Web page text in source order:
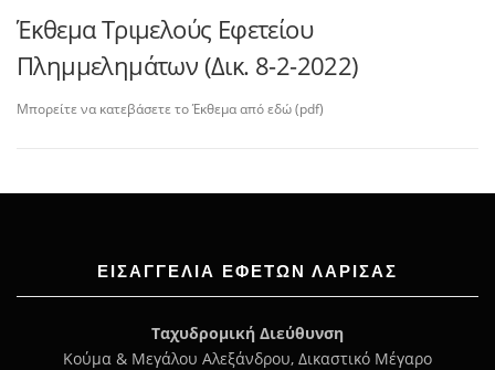
Έκθεμα Τριμελούς Εφετείου
Πλημμελημάτων (Δικ. 8-2-2022)
Μπορείτε να κατεβάσετε το Έκθεμα από εδώ (pdf)
ΕΙΣΑΓΓΕΛΊΑ ΕΦΕΤΏΝ ΛΆΡΙΣΑΣ
Ταχυδρομική Διεύθυνση
Κούμα & Μεγάλου Αλεξάνδρου, Δικαστικό Μέγαρο